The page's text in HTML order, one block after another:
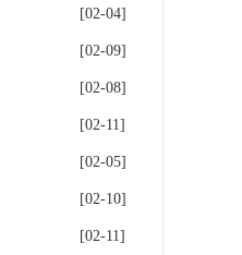
[02-04]
[02-09]
[02-08]
[02-11]
[02-05]
[02-10]
[02-11]